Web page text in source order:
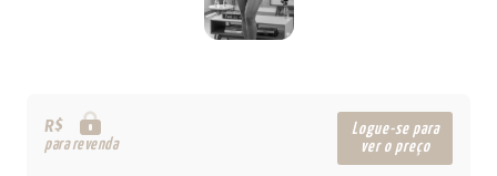
R$
para revenda
Logue-se para
ver o preço